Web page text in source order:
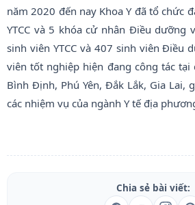
năm 2020 đến nay Khoa Y đã tổ chức
YTCC và 5 khóa cử nhân Điều dưỡng
sinh viên YTCC và 407 sinh viên Điều
viên tốt nghiệp hiện đang công tác tại
Bình Định, Phú Yên, Đắk Lắk, Gia Lai,
các nhiệm vụ của ngành Y tế địa
Chia sẻ bài viết: